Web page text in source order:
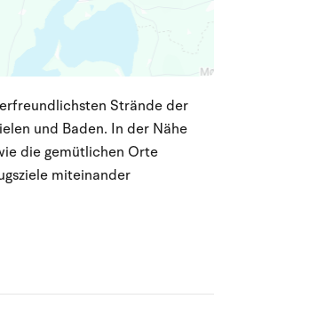
Strände der
und Baden. In der Nähe
die gemütlichen Orte
miteinander